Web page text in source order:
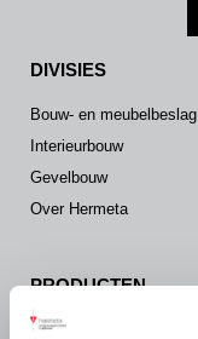
DIVISIES
Bouw- en meubelbeslag
Interieurbouw
Gevelbouw
Over Hermeta
PRODUCTEN
Bouw- en meubelbeslag